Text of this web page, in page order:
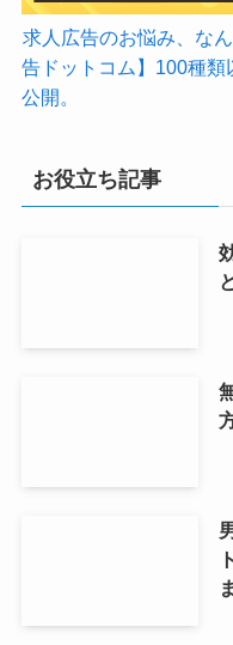
求人広告のお悩み、な
告ドットコム】100種
公開。
お役立ち記事